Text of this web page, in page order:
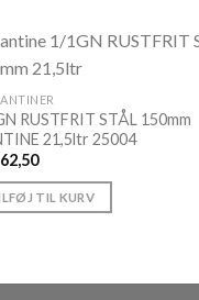
RUSTFRIT STÅL 150mm
21,5ltr 25004
TIL KURV